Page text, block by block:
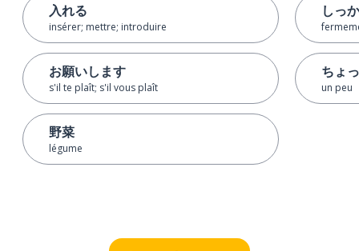
入れる
insérer; mettre; introduire
お願いします
s'il te plaît; s'il vous plaît
野菜
légume
しっ
ちょ
un peu